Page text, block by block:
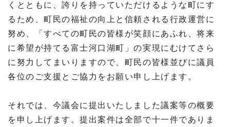
くとともに、誇りを持っていただけるような町にす
るため、町民の福祉の向上と信頼される行政運営に
努め、「すべての町民の皆様が笑顔にあふれ、将来
に希望が持てる富士河口湖町」の実現にむけてさら
に努力してまいりますので、町民の皆様並びに議員
各位のご支援とご協力をお願い申し上げます。
それでは、今議会に提出いたしました議案等の概要
を申し上げます。提出案件は全部で十一件でありま